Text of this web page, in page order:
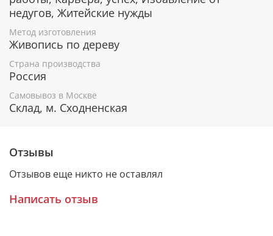
Гарантия подлинности
К каждому живописному образу прикладывается
номерное свидетельство, в котором подробно
расписана вся информация об иконе:
Имя художника,
Материалы, из которых она изготовлена,
Подарочная упаковка
Каждая икона размещается в красивой деревянной
недугов, Житейские нужды
Метод изготовления
Живопись по дереву
Страна производства
Россия
Самовывоз в Москве
Склад, м. Сходненская
Отзывы
Отзывов еще никто не оставлял
Написать отзыв